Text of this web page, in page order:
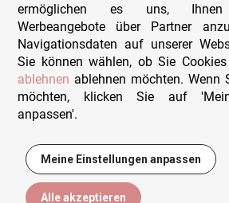
44,90 €
Sitemap
Beratung &
Wir sind persönlich
+49 (0)341 4912
Kontakt-Formular
ermöglichen es uns, Ihnen
Werbeangebote über Partner
Navigationsdaten auf unserer
Sie können wählen, ob Sie
ablehnen ablehnen möchten. Wenn
möchten, klicken Sie auf
anpassen'.
Meine Einstellungen anpassen
Alle akzeptieren